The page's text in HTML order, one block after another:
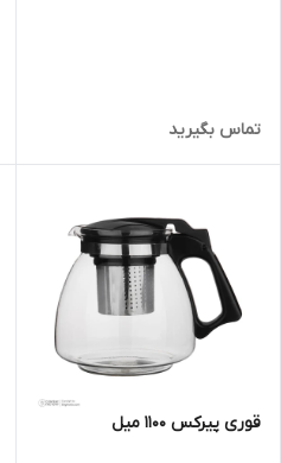
تماس بگیرید
قوری پیرکس ۱۱۰۰ میل